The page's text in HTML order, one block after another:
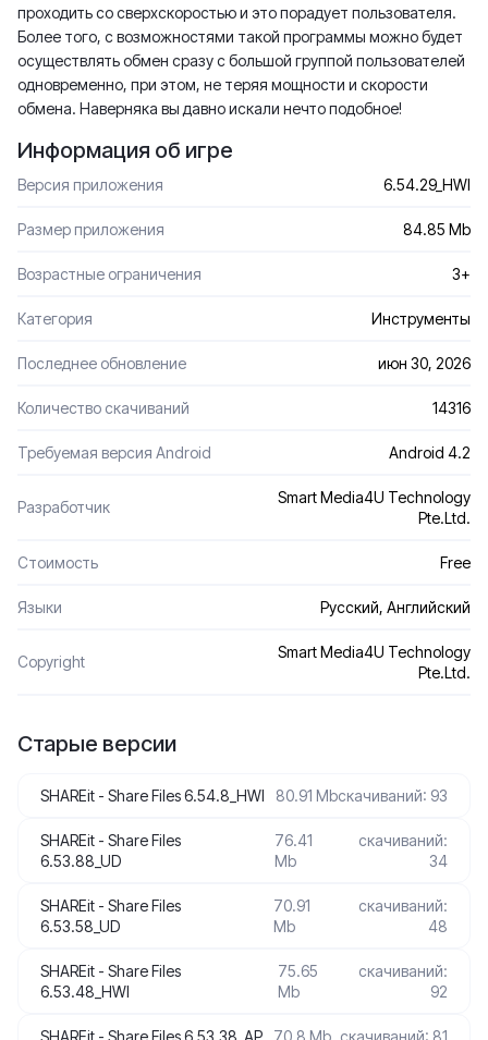
проходить со сверхскоростью и это порадует пользователя.
Более того, с возможностями такой программы можно будет
осуществлять обмен сразу с большой группой пользователей
одновременно, при этом, не теряя мощности и скорости
обмена. Наверняка вы давно искали нечто подобное!
Информация об игре
Версия приложения 6.54.29_HWI
Размер приложения 84.85 Mb
Возрастные ограничения 3+
Категория Инструменты
Последнее обновление июн 30, 2026
Количество скачиваний 14316
Требуемая версия Android Android 4.2
Разработчик
Smart Media4U Technology
Pte.Ltd.
Стоимость Free
Языки Русский, Английский
Сopyright
Smart Media4U Technology
Pte.Ltd.
Старые версии
SHAREit - Share Files 6.54.8_HWI 80.91 Mbскачиваний: 93
SHAREit - Share Files
6.53.88_UD
76.41
Mb
скачиваний:
34
SHAREit - Share Files
6.53.58_UD
70.91
Mb
скачиваний:
48
SHAREit - Share Files
6.53.48_HWI
75.65
Mb
скачиваний:
92
SHAREit - Share Files 6.53.38_AP 70.8 Mb скачиваний: 81